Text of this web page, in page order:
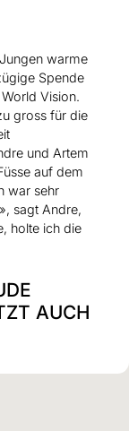
warme
Spende
Vision.
gross für die
und Artem
auf dem
war sehr
sagt Andre,
holte ich die
AUCH